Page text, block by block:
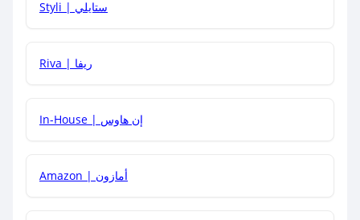
هل يمكنني جمع كود خصم مع العروض الأخرى؟
Styli | ستايلي
Riva | ريفا
In-House | إن هاوس
Amazon | أمازون